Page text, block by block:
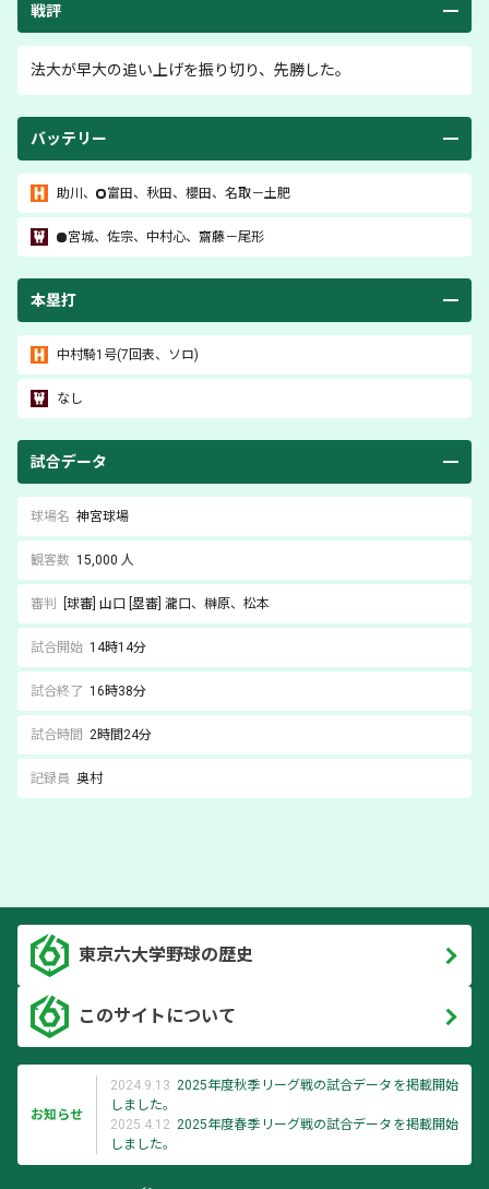
戦評
法大が早大の追い上げを振り切り、先勝した。
バッテリー
助川 、 富田 、秋田 、櫻田 、名取－土肥
宮城、佐宗、 中村心、齋藤－尾形
本塁打
中村騎1号(7回表、ソロ)
なし
試合データ
球場名 神宮球場
観客数 15,000 人
審判 [球審] 山口 [塁審] 瀧口 、榊原、松本
試合開始 14時14分
試合終了 16時38分
試合時間 2時間24分
記録員 奥村
東京六大学野球の歴史
このサイトについて
お知らせ
2024.9.13 2025年度秋季リーグ戦の試合データを掲載開始
しました。
2025.4.12 2025年度春季リーグ戦の試合データを掲載開始
しました。